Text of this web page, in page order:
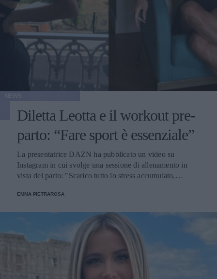
Diletta Leotta e il workout pre-
parto: “Fare sport è essenziale”
La presentatrice DAZN ha pubblicato un video su
Instagram in cui svolge una sessione di allenamento in
vista del parto: "Scarico tutto lo stress accumulato,
EMMA PIETRAROSA